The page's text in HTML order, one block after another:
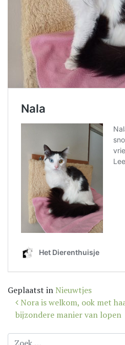
Geplaatst in Nieuwtjes
Bericht
navigatie
Nora is welkom, ook met
bijzondere manier van lopen
Zoek